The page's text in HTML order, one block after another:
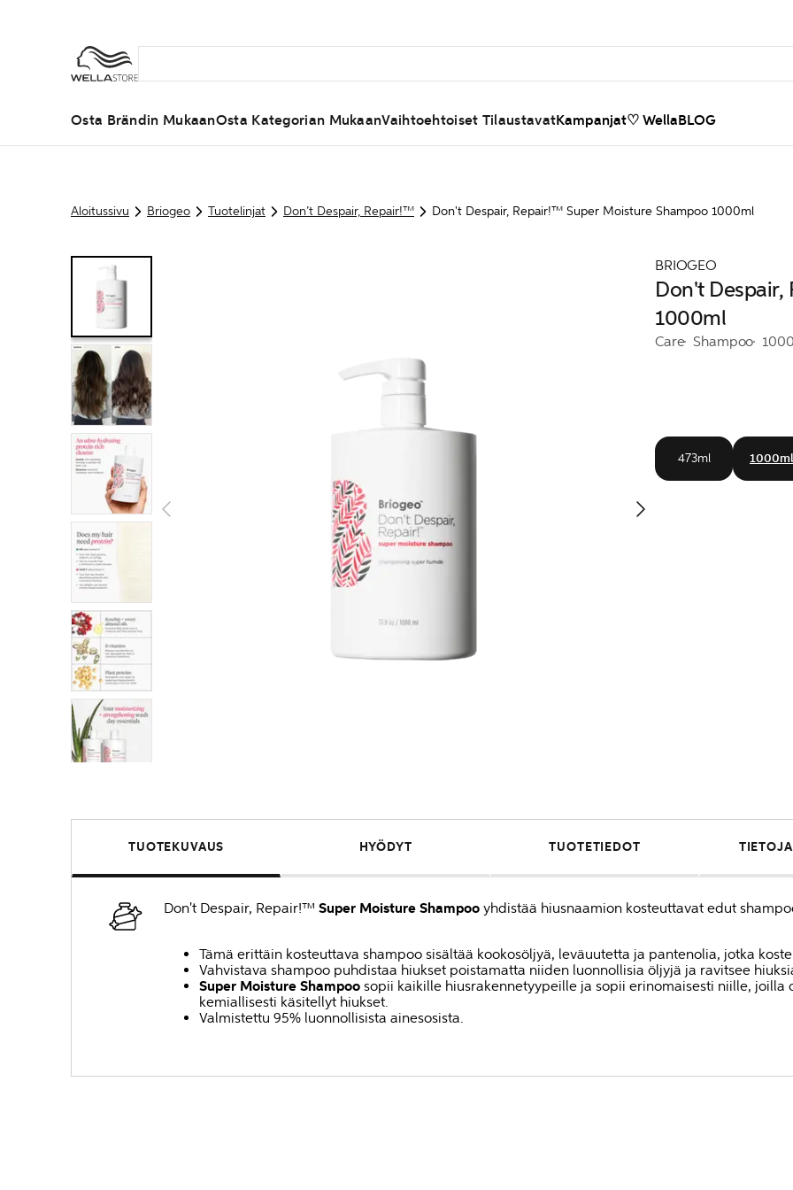
Osta Brändin MukaanOsta Kategorian MukaanVaihtoehtoiset TilaustavatKampanjat♡ WellaBLOG
Aloitussivu Briogeo Tuotelinjat Don’t Despair, Repair!™ Don't Despair, Repair!™ Super Moisture Shampoo 1000ml
BRIOGEO
Don't
1000ml
Care Shampoo
473ml 1000ml
TUOTEKUVAUS HYÖDYT TUOTETIEDOT
Don't Despair, Repair!™ Super Moisture Shampoo yhdistää hiusnaamion kosteuttavat edut
Tämä erittäin kosteuttava shampoo sisältää kookosöljyä, leväuutetta ja pantenolia, jotka
Vahvistava shampoo puhdistaa hiukset poistamatta niiden luonnollisia öljyjä ja ravitsee
Super Moisture Shampoo sopii kaikille hiusrakennetyypeille ja sopii erinomaisesti niille,
kemiallisesti käsitellyt hiukset.
Valmistettu 95% luonnollisista ainesosista.